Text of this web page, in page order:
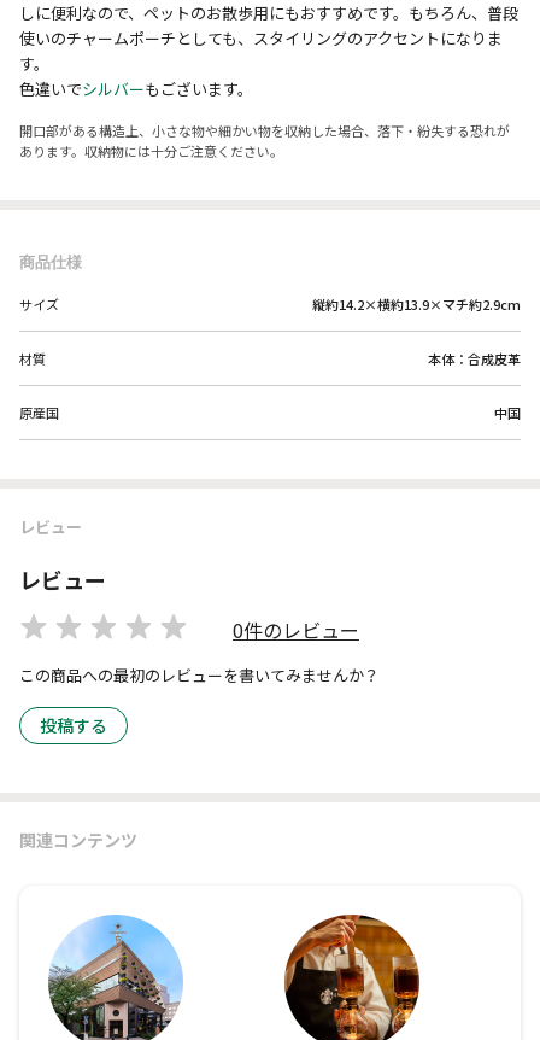
しに便利なので、ペットのお散歩用にもおすすめです。もちろん、普段
使いのチャームポーチとしても、スタイリングのアクセントになりま
す。
色違いでシルバーもございます。
開口部がある構造上、小さな物や細かい物を収納した場合、落下・紛失する恐れが
あります。収納物には十分ご注意ください。
商品仕様
サイズ 縦約14.2×横約13.9×マチ約2.9cm
材質 本体：合成皮革
原産国 中国
レビュー
レビュー
0件のレビュー
この商品への最初のレビューを書いてみませんか？
投稿する
関連コンテンツ